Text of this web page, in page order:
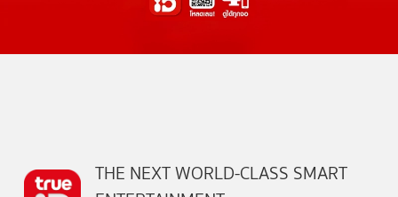
THE NEXT WORLD-CLASS SMART